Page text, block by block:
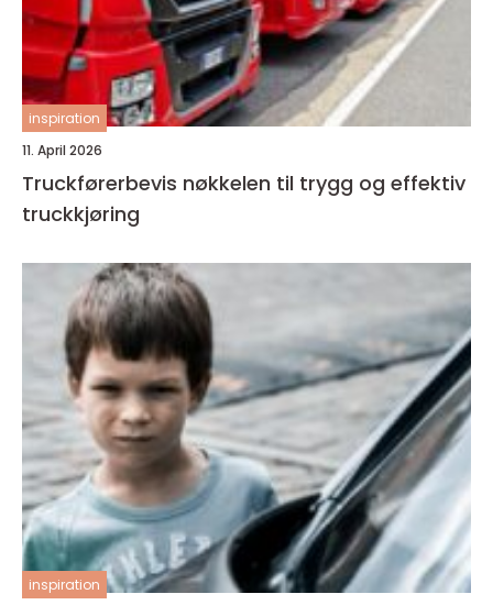
inspiration
11. April 2026
Truckførerbevis nøkkelen til trygg og effektiv
truckkjøring
inspiration